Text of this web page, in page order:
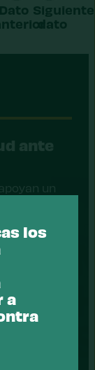
Dato Siguiente
dato
los
a
ante
un
y
de